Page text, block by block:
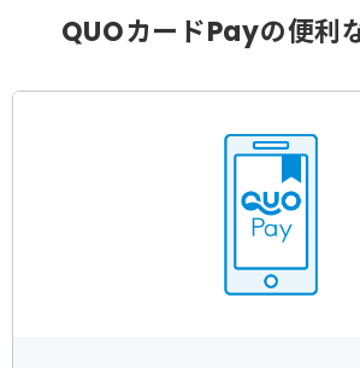
QUOカードPayの便利